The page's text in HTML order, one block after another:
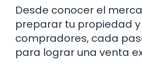
Desde conocer el
preparar tu propiedad
compradores, cada
para lograr una venta